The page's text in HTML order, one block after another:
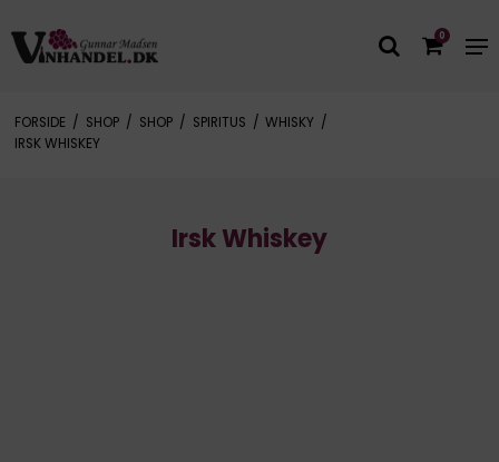
0
FORSIDE / SHOP / SHOP / SPIRITUS / WHISKY /
IRSK WHISKEY
Irsk Whiskey